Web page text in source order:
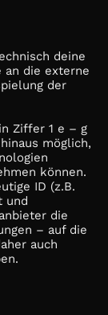
deine
an die externe
der
Ziffer 1 e – g
möglich,
können.
ID (z.B.
und
die
– auf die
auch